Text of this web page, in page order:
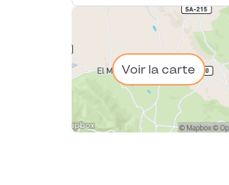
Voir la carte